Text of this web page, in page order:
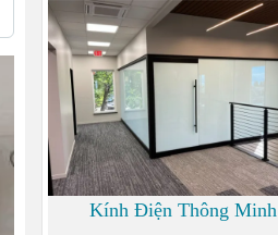
6.000 đ
Kính Điện Thông Minh